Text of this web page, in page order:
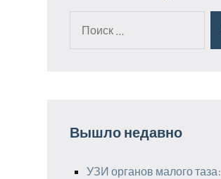
Вышло недавно
УЗИ органов малого таза: